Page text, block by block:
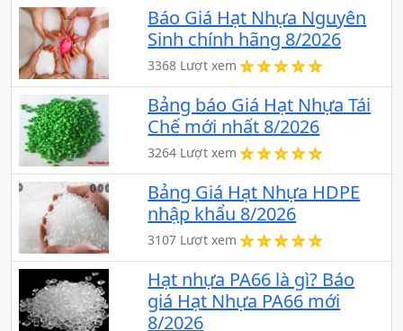
Báo Giá Hạt Nhựa Nguyên
Sinh chính hãng 8/2026
3368 Lượt xem
Bảng báo Giá Hạt Nhựa Tái
Chế mới nhất 8/2026
3264 Lượt xem
Bảng Giá Hạt Nhựa HDPE
nhập khẩu 8/2026
3107 Lượt xem
Hạt nhựa PA66 là gì? Báo
giá Hạt Nhựa PA66 mới
8/2026